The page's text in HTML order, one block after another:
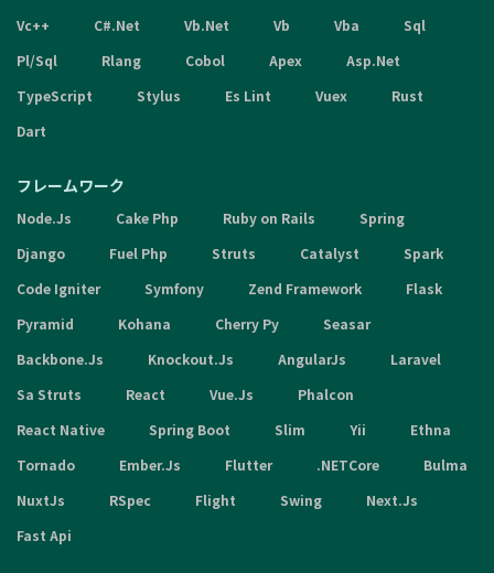
Vc++
C#.Net Vb.Net Vb Vba
Sql
Pl/Sql
Rlang Cobol Apex
Asp.Net
TypeScript
Stylus Es Lint Vuex
Rust
Dart
フレームワーク
Node.Js Cake Php Ruby on Rails
Spring
Django
Fuel Php Struts Catalyst
Spark
Code Igniter
Symfony Zend Framework
Flask
Pyramid
Kohana Cherry Py
Seasar
Backbone.Js
Knockout.Js AngularJs
Laravel
Sa Struts
React Vue.Js
Phalcon
React Native
Spring Boot Slim Yii
Ethna
Tornado
Ember.Js Flutter .NETCore
Bulma
NuxtJs
RSpec Flight Swing
Next.Js
Fast Api